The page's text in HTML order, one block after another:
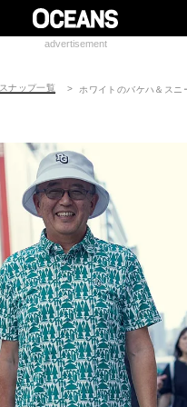
advertisement
スナップ一覧 ホワイトのバケハ＆ス